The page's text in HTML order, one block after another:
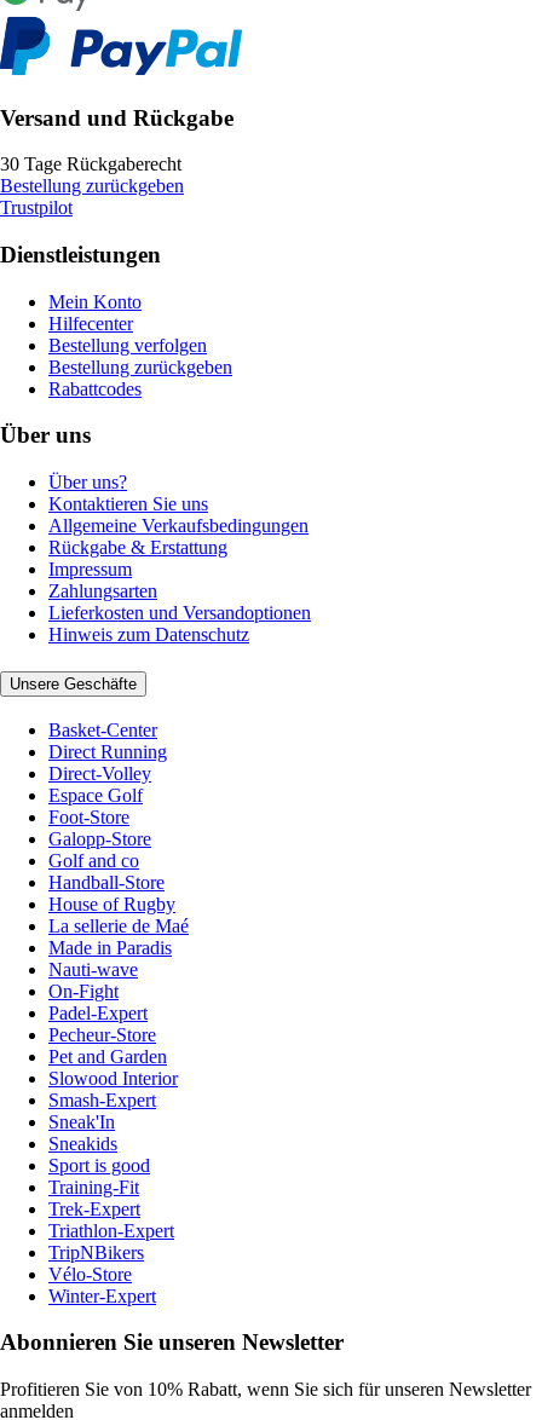
Versand und Rückgabe
30 Tage Rückgaberecht
Bestellung zurückgeben
Trustpilot
Dienstleistungen
Mein Konto
Hilfecenter
Bestellung verfolgen
Bestellung zurückgeben
Rabattcodes
Über uns
Über uns?
Kontaktieren Sie uns
Allgemeine Verkaufsbedingungen
Rückgabe & Erstattung
Impressum
Zahlungsarten
Lieferkosten und Versandoptionen
Hinweis zum Datenschutz
Unsere Geschäfte
Basket-Center
Direct Running
Direct-Volley
Espace Golf
Foot-Store
Galopp-Store
Golf and co
Handball-Store
House of Rugby
La sellerie de Maé
Made in Paradis
Nauti-wave
On-Fight
Padel-Expert
Pecheur-Store
Pet and Garden
Slowood Interior
Smash-Expert
Sneak'In
Sneakids
Sport is good
Training-Fit
Trek-Expert
Triathlon-Expert
TripNBikers
Vélo-Store
Winter-Expert
Abonnieren Sie unseren Newsletter
Profitieren Sie von 10% Rabatt, wenn Sie sich für unseren Newsletter
anmelden